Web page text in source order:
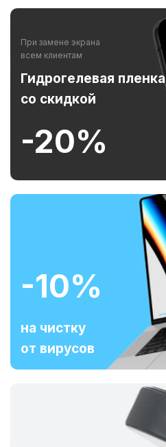
При замене экрана
всем клиентам
Гидрогелевая пленка
со скидкой
-20%
-10%
на чистку
от вирусов